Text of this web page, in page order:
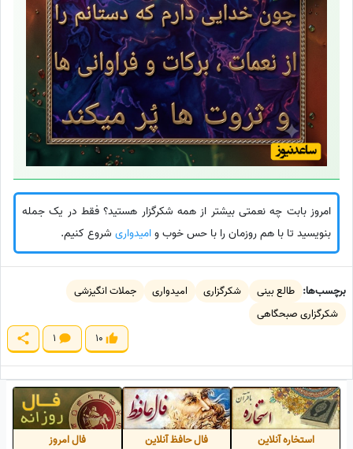
امروز بابت چه نعمتی بیشتر از همه شکرگزار هستید؟ فقط در یک جمله
بنویسید تا با هم روزمان را با حس خوب وامیدواری شروع کنیم.
برچسب‌ها: طالع بینی شکرگزاری امیدواری
جملات انگیزشی
شکرگزاری صبحگاهی
10
1
استخاره آنلاین فال حافظ آنلاین فال امروز